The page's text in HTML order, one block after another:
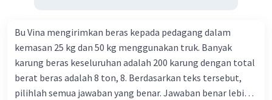
Bu Vina mengirimkan beras kepada pedagang dalam
kemasan 25 kg dan 50 kg menggunakan truk. Banyak
karung beras keseluruhan adalah 200 karung dengan total
berat beras adalah 8 ton, 8. Berdasarkan teks tersebut,
pilihlah semua jawaban yang benar. Jawaban benar lebih